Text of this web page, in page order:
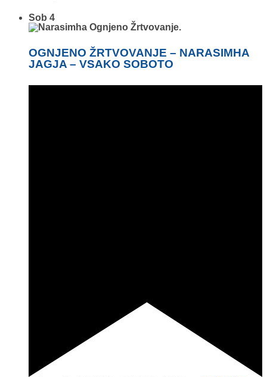
Sob 4
OGNJENO ŽRTVOVANJE – NARASIMHA
JAGJA – VSAKO SOBOTO